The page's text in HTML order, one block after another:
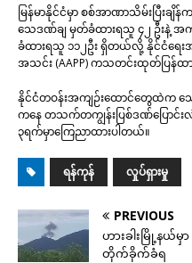
မြန်မာနိုင်ငံမှာ စစ်အာဏာသိမ်းပြီး
သေဒဏ်ချ မှတ်ခံထားရသူ ၄၂ ဦးနဲ့ အ
ခံထားရသူ ၁၁၂ဦး ရှိတယ်လို့ နိုင်ငံရေးအ
အသင်း (AAPP) ကသတင်းထုတ်ပြန်ထ
နိုင်ငံတဝန်းအကျဉ်းထောင်တွေထဲက
ကနေ တသက်တကျွန်းပြစ်ဒဏ်ပြော
၃ရက်မှာကြေညာထားပါတယ်။
ရန်ကုန် လှုပ်ရှားမှု
PREVIOUS
ဟားခါးမြို့နယ်မှ
တိုက်ခိုက်ခံရ